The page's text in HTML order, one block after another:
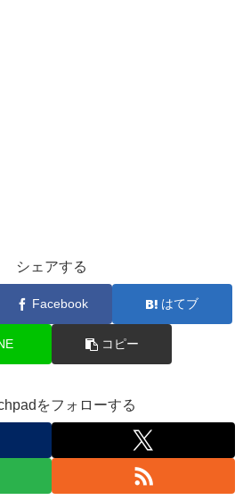
シェアする
Facebook はてブ
コピー
をフォローする